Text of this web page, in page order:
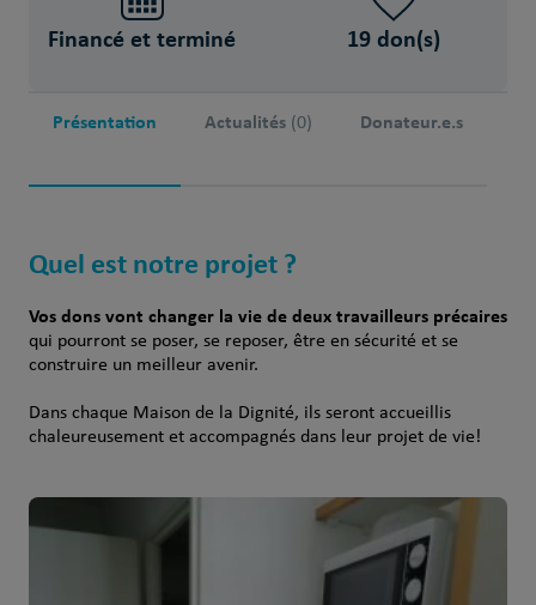
Financé et terminé 19 don(s)
Présentation Actualités (0) Donateur.e.s
Quel est notre projet ?
Vos dons vont changer la vie de deux travailleurs précaires
qui pourront se poser, se reposer, être en sécurité et se
construire un meilleur avenir.
Dans chaque Maison de la Dignité, ils seront accueillis
chaleureusement et accompagnés dans leur projet de vie!